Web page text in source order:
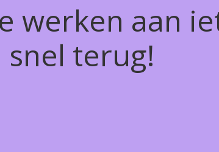
werken aan
snel terug!